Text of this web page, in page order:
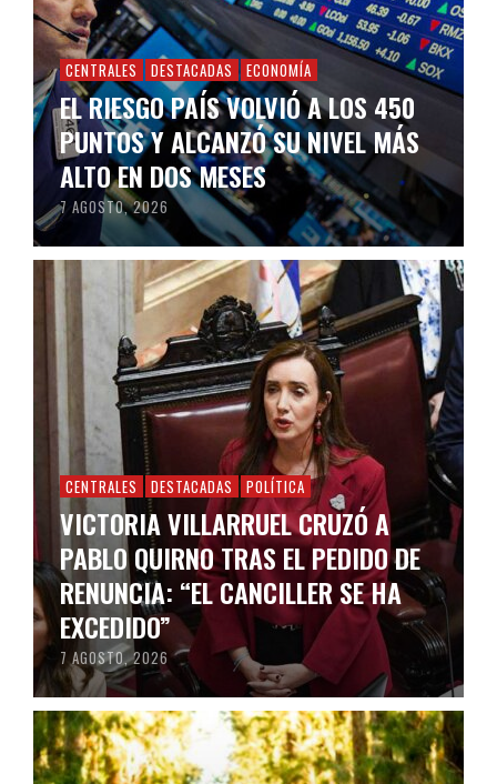
CENTRALES DESTACADAS ECONOMÍA
EL RIESGO PAÍS VOLVIÓ A LOS 450
PUNTOS Y ALCANZÓ SU NIVEL MÁS
ALTO EN DOS MESES
7 AGOSTO, 2026
CENTRALES DESTACADAS POLÍTICA
VICTORIA VILLARRUEL CRUZÓ A
PABLO QUIRNO TRAS EL PEDIDO DE
RENUNCIA: “EL CANCILLER SE HA
EXCEDIDO”
7 AGOSTO, 2026